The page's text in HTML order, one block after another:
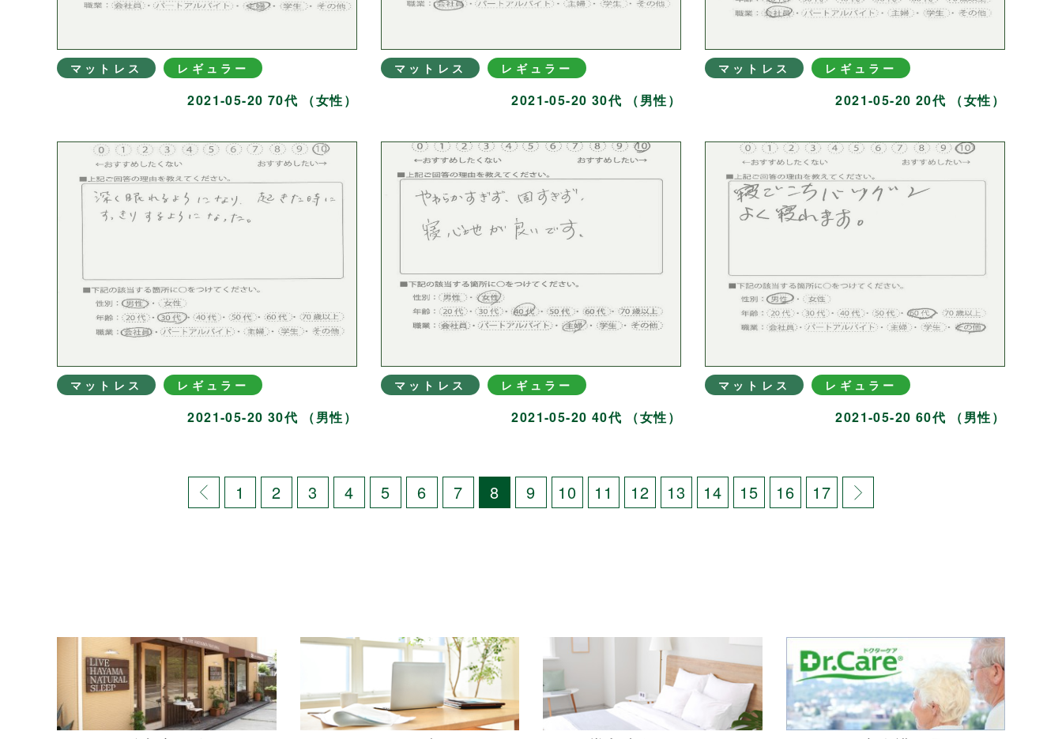
マットレス レギュラー
2021-05-20 70代 （女性）
マットレス レギュラー
2021-05-20 30代 （男性）
マットレス レギュラー
2021-05-20 20代 （女性）
マットレス レギュラー
2021-05-20 30代 （男性）
マットレス レギュラー
2021-05-20 40代 （女性）
マットレス レギュラー
2021-05-20 60代 （男性）
1 2 3 4 5 6 7 8 9 10 11 12 13 14 15 16 17